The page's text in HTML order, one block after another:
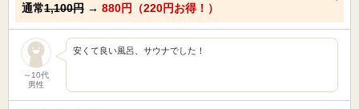
通常1,100円 → 880円（220円お得！）
～10代
男性
安くて良い風呂、サウナでした！